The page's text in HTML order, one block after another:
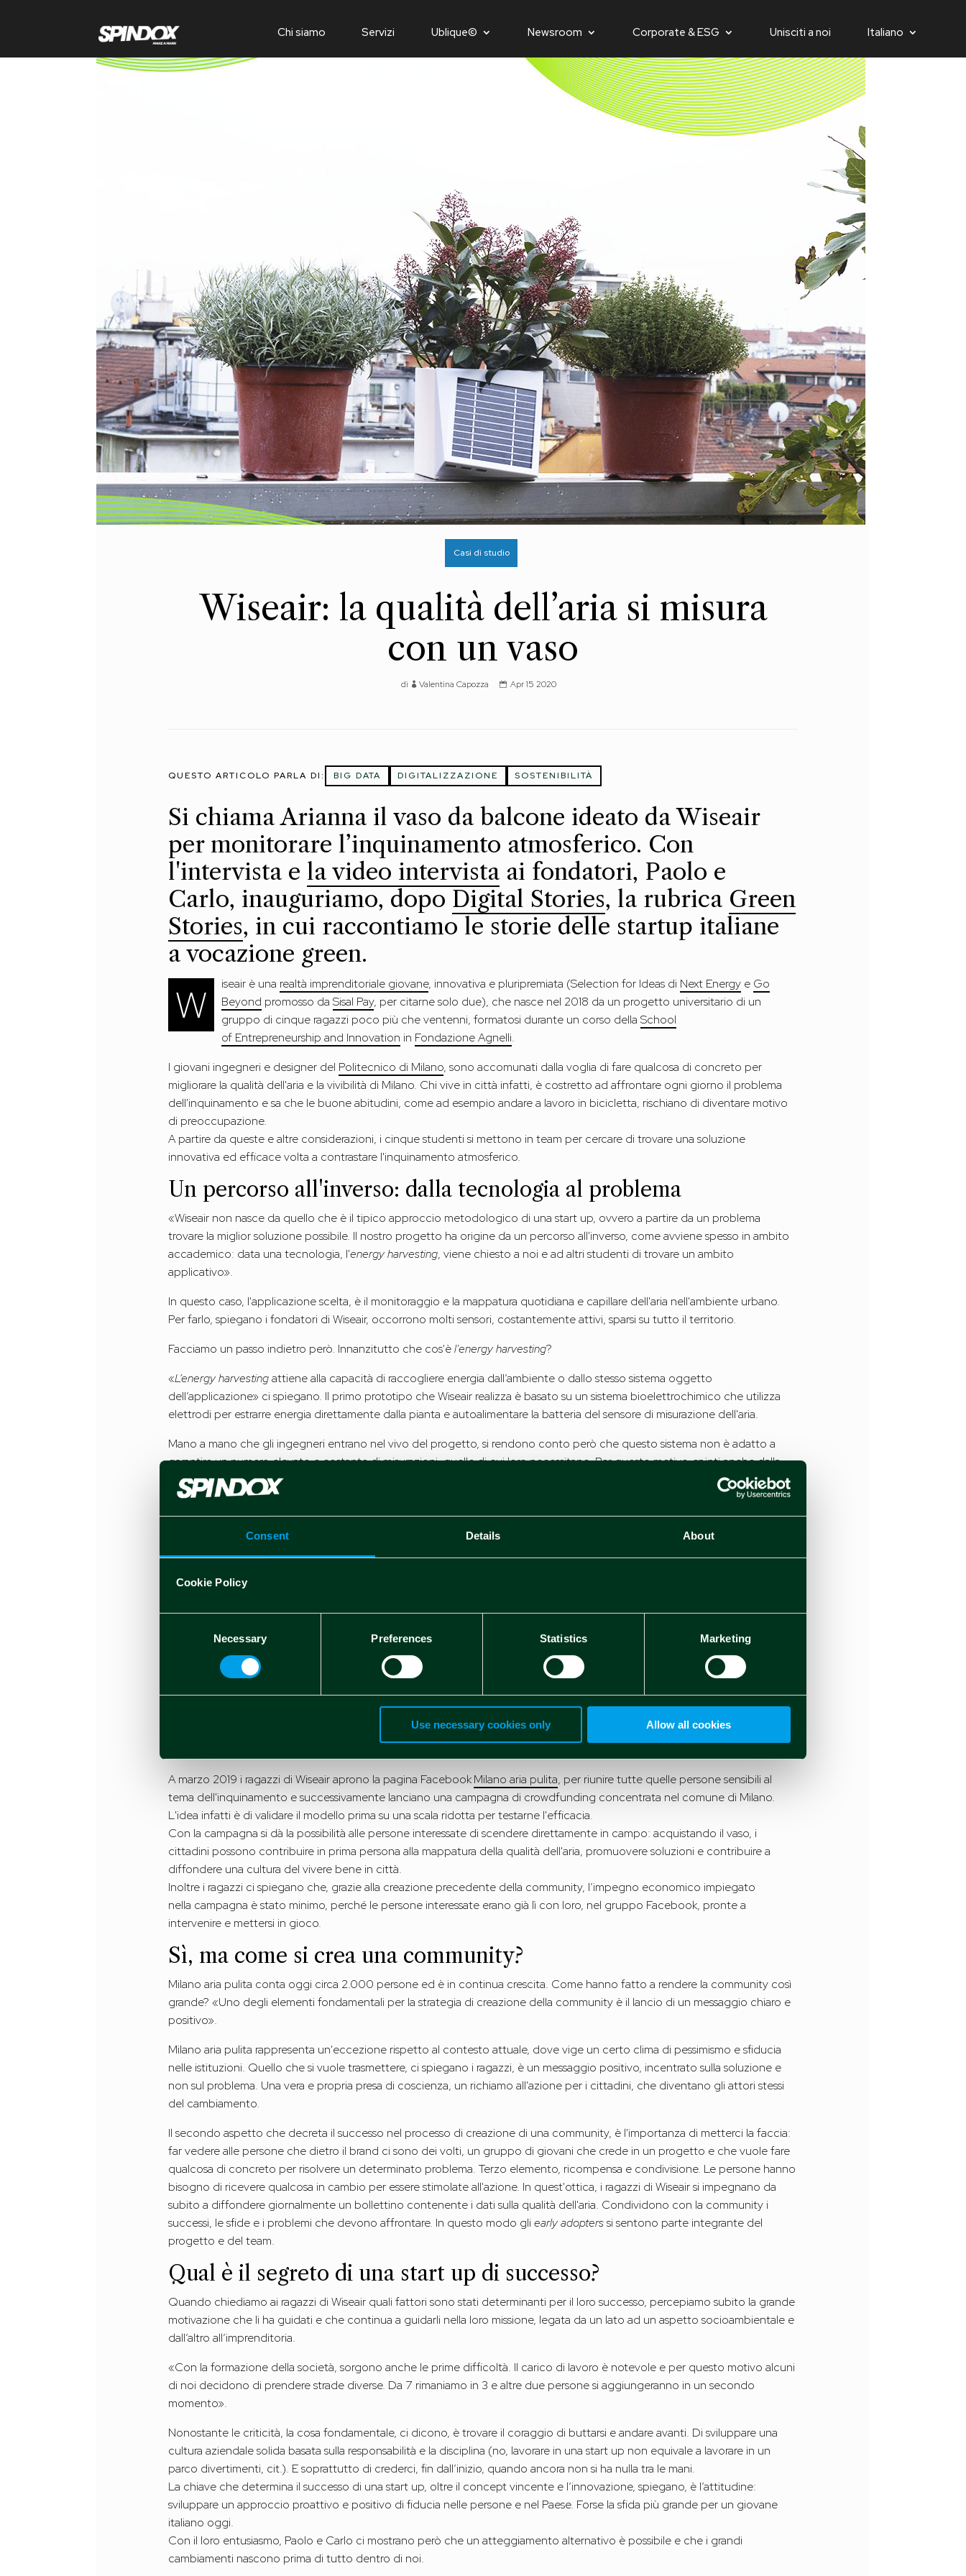
Consent Details About
Cookie Policy
Necessary Preferences Statistics Marketing
Use necessary cookies only Allow all cookies
Chi siamo Servizi Ublique© Newsroom Corporate & ESG Unisciti a noi Italiano
Casi di studio
Wiseair: la qualità dell’aria si misura
con un vaso
di Valentina Capozza Apr 15 2020
QUESTO ARTICOLO PARLA DI: BIG DATA DIGITALIZZAZIONE SOSTENIBILITÀ
Si chiama Arianna il vaso da balcone ideato da Wiseair
per monitorare l’inquinamento atmosferico. Con
l'intervista e la video intervista ai fondatori, Paolo e
Carlo, inauguriamo, dopo Digital Stories, la rubrica Green
Stories, in cui raccontiamo le storie delle startup italiane
a vocazione green.
W iseair è una realtà imprenditoriale giovane, innovativa e pluripremiata (Selection for Ideas di Next Energy e Go
Beyond promosso daSisal Pay, per citarne solo due), che nasce nel 2018 da un progetto universitario di un
gruppo di cinque ragazzi poco più che ventenni, formatosi durante un corso dellaSchool
of Entrepreneurship and Innovation in Fondazione Agnelli.
I giovani ingegneri e designer del Politecnico di Milano, sono accomunati dalla voglia di fare qualcosa di concreto per
migliorare la qualità dell'aria e la vivibilità di Milano. Chi vive in città infatti, è costretto ad affrontare ogni giorno il problema
dell'inquinamento e sa che le buone abitudini, come ad esempio andare a lavoro in bicicletta, rischiano di diventare motivo
di preoccupazione.
A partire da queste e altre considerazioni, i cinque studenti si mettono in team per cercare di trovare una soluzione
innovativa ed efficace volta a contrastare l'inquinamento atmosferico.
Un percorso all'inverso: dalla tecnologia al problema
«Wiseair non nasce da quello che è il tipico approccio metodologico di una start up, ovvero a partire da un problema
trovare la miglior soluzione possibile. Il nostro progetto ha origine da un percorso all'inverso, come avviene spesso in ambito
accademico: data una tecnologia, l'energy harvesting, viene chiesto a noi e ad altri studenti di trovare un ambito
applicativo».
In questo caso, l'applicazione scelta, è il monitoraggio e la mappatura quotidiana e capillare dell'aria nell'ambiente urbano.
Per farlo, spiegano i fondatori di Wiseair, occorrono molti sensori, costantemente attivi, sparsi su tutto il territorio.
Facciamo un passo indietro però. Innanzitutto che cos'èl'energy harvesting?
«L’energy harvestingattiene alla capacità di raccogliere energia dall’ambiente o dallo stesso sistema oggetto
dell’applicazione» ci spiegano. Il primo prototipo che Wiseair realizza è basato su un sistema bioelettrochimico che utilizza
elettrodi per estrarre energia direttamente dalla pianta e autoalimentare la batteria del sensore di misurazione dell'aria.
Mano a mano che gli ingegneri entrano nel vivo del progetto, si rendono conto però che questo sistema non è adatto a
garantire un numero elevato e costante di misurazioni, quelle di cui loro necessitano. Per questo motivo, spinti anche dalla
sollecitazione del mercato, decidono di passare all'utilizzo di pannelli fotovoltaici, stravolgendo di fatto quello che è il
progetto iniziale, ma continuando a mantenere il prodotto autonomo.
Oggi Arianna è un vaso IoT in ceramica, dal design moderno, dotato di un sensore ottico in grado di rilevare la
concentrazione di PM2,5 e PM10, i due inquinanti più nocivi presenti nell’aria che respiriamo. Il vaso non ha bisogno
Nel dicembre 2018, Wiseair riceve dopo il primo fondo di 20.000 euro, un secondo finanziamento di 40.000 euro e diventa
a tutti gli effetti una Società.
Entrata nella fase di validazione, la start up ha bisogno di raccogliere più dati possibili sull'inquinamento, per condividerli con
oggettivi e rappresentativi. Più dati possibili equivalgono alla diffusione di un sistema di sensori (i vasi) distribuito sul
A marzo 2019 i ragazzi di Wiseair aprono la pagina FacebookMilano aria pulita, per riunire tutte quelle persone sensibili al
tema dell'inquinamento e successivamente lanciano una campagna di crowdfunding concentrata nel comune di Milano.
L'idea infatti è di validare il modello prima su una scala ridotta per testarne l'efficacia.
Con la campagna si dà la possibilità alle persone interessate di scendere direttamente in campo: acquistando il vaso, i
cittadini possono contribuire in prima persona alla mappatura della qualità dell'aria, promuovere soluzioni e contribuire a
diffondere una cultura del vivere bene in città.
Inoltre i ragazzi ci spiegano che, grazie alla creazione precedente della community, l’impegno economico impiegato
nella campagna è stato minimo, perché le persone interessate erano già lì con loro, nel gruppo Facebook, pronte a
intervenire e mettersi in gioco.
Sì, ma come si crea una community?
Milano aria pulita conta oggi circa 2.000 persone ed è in continua crescita. Come hanno fatto a rendere la community così
grande? «Uno degli elementi fondamentali per la strategia di creazione della community è il lancio di un messaggio chiaro e
positivo».
Milano aria pulita rappresenta un'eccezione rispetto al contesto attuale, dove vige un certo clima di pessimismo e sfiducia
nelle istituzioni. Quello che si vuole trasmettere, ci spiegano i ragazzi, è un messaggio positivo, incentrato sulla soluzione e
non sul problema. Una vera e propria presa di coscienza, un richiamo all'azione per i cittadini, che diventano gli attori stessi
del cambiamento.
Il secondo aspetto che decreta il successo nel processo di creazione di una community, è l'importanza di metterci la faccia:
far vedere alle persone che dietro il brand ci sono dei volti, un gruppo di giovani che crede in un progetto e che vuole fare
qualcosa di concreto per risolvere un determinato problema. Terzo elemento, ricompensa e condivisione. Le persone hanno
bisogno di ricevere qualcosa in cambio per essere stimolate all'azione. In quest'ottica, i ragazzi di Wiseair si impegnano da
subito a diffondere giornalmente un bollettino contenente i dati sulla qualità dell'aria. Condividono con la community i
successi, le sfide e i problemi che devono affrontare. In questo modo gliearly adopterssi sentono parte integrante del
progetto e del team.
Qual è il segreto di una start up di successo?
Quando chiediamo ai ragazzi di Wiseair quali fattori sono stati determinanti per il loro successo, percepiamo subito la grande
motivazione che li ha guidati e che continua a guidarli nella loro missione, legata da un lato ad un aspetto socioambientale e
dall’altro all’imprenditoria.
«Con la formazione della società, sorgono anche le prime difficoltà. Il carico di lavoro è notevole e per questo motivo alcuni
di noi decidono di prendere strade diverse. Da 7 rimaniamo in 3 e altre due persone si aggiungeranno in un secondo
momento».
Nonostante le criticità, la cosa fondamentale, ci dicono, è trovare il coraggio di buttarsi e andare avanti. Di sviluppare una
cultura aziendale solida basata sulla responsabilità e la disciplina (no, lavorare in una start up non equivale a lavorare in un
parco divertimenti, cit.). E soprattutto di crederci, fin dall’inizio, quando ancora non si ha nulla tra le mani.
La chiave che determina il successo di una start up, oltre il concept vincente e l’innovazione, spiegano, è l’attitudine:
sviluppare un approccio proattivo e positivo di fiducia nelle persone e nel Paese. Forse la sfida più grande per un giovane
italiano oggi.
Con il loro entusiasmo, Paolo e Carlo ci mostrano però che un atteggiamento alternativo è possibile e che i grandi
cambiamenti nascono prima di tutto dentro di noi.